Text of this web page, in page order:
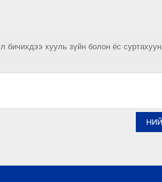
бичихдээ хууль зүйн болон ёс